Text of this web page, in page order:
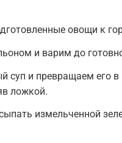
овощи к
и варим до
суп и превращаем его в
ложкой.
измельченной